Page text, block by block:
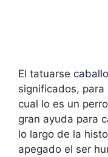
El tatuarse
significados, para
cual lo es un
gran ayuda para
lo largo de la
apegado el ser